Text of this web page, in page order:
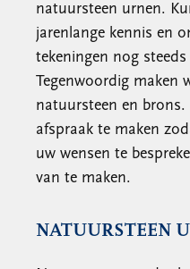
natuursteen urnen.
jarenlange kennis en
tekeningen nog
Tegenwoordig maken
natuursteen en
afspraak te maken
uw wensen te
van te maken.
NATUURSTEEN